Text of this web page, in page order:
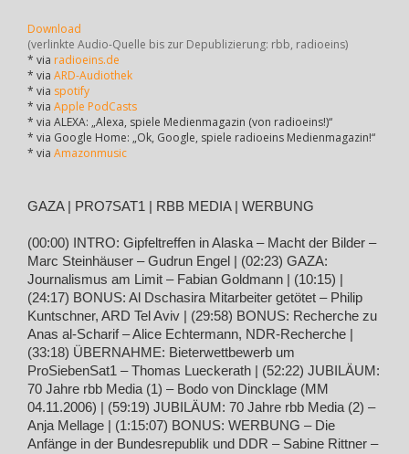
Download
(verlinkte Audio-Quelle bis zur Depublizierung: rbb, radioeins)
* via radioeins.de
* via ARD-Audiothek
* via spotify
* via Apple PodCasts
* via ALEXA: „Alexa, spiele Medienmagazin (von radioeins!)“
* via Google Home: „Ok, Google, spiele radioeins Medienmagazin!“
* via Amazonmusic
GAZA | PRO7SAT1 | RBB MEDIA | WERBUNG
(00:00) INTRO: Gipfeltreffen in Alaska – Macht der Bilder –
Marc Steinhäuser – Gudrun Engel | (02:23) GAZA:
Journalismus am Limit – Fabian Goldmann | (10:15) |
(24:17) BONUS: Al Dschasira Mitarbeiter getötet – Philip
Kuntschner, ARD Tel Aviv | (29:58) BONUS: Recherche zu
Anas al-Scharif – Alice Echtermann, NDR-Recherche |
(33:18) ÜBERNAHME: Bieterwettbewerb um
ProSiebenSat1 – Thomas Lueckerath | (52:22) JUBILÄUM:
70 Jahre rbb Media (1) – Bodo von Dincklage (MM
04.11.2006) | (59:19) JUBILÄUM: 70 Jahre rbb Media (2) –
Anja Mellage | (1:15:07) BONUS: WERBUNG – Die
Anfänge in der Bundesrepublik und DDR – Sabine Rittner –